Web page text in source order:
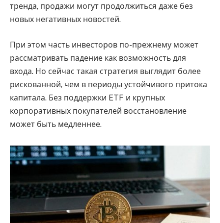
тренда, продажи могут продолжиться даже без
новых негативных новостей.
При этом часть инвесторов по-прежнему может
рассматривать падение как возможность для
входа. Но сейчас такая стратегия выглядит более
рискованной, чем в периоды устойчивого притока
капитала. Без поддержки ETF и крупных
корпоративных покупателей восстановление
может быть медленнее.